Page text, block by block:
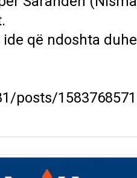
që ndoshta
posts/